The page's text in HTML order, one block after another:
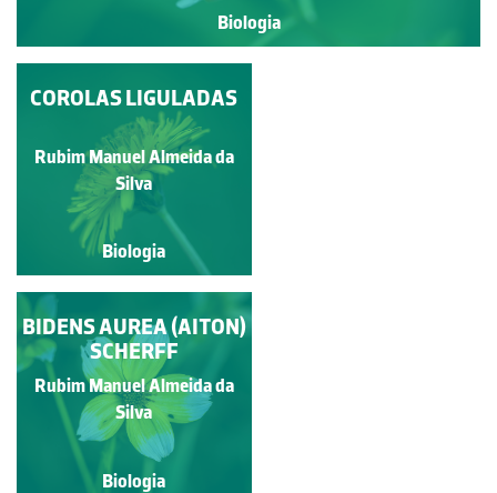
Biologia
ERIGERON
KARVINSKIANUS DC.
Rubim Manuel Almeida da
Silva
Biologia
COROLAS LIGULADAS
Rubim Manuel Almeida da
Silva
Biologia
FRUTOS DE
TARAXACUM
Rubim Manuel Almeida da
Silva
Biologia
BIDENS AUREA (AITON)
SCHERFF
Rubim Manuel Almeida da
Silva
Biologia